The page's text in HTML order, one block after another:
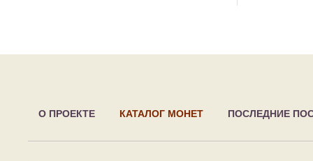
О ПРОЕКТЕ КАТАЛОГ МОНЕТ ПОСЛЕДНИЕ